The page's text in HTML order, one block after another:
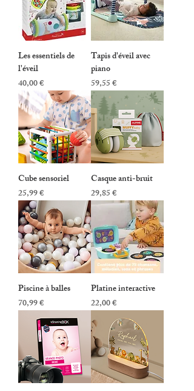
Les essentiels de
l'éveil
Prix
40,00 €
Tapis d'éveil avec
piano
Prix
59,55 €
Cube sensoriel
Prix
25,99 €
Casque anti-bruit
Prix
29,85 €
Piscine à balles
Prix
70,99 €
Platine interactive
Prix
22,00 €